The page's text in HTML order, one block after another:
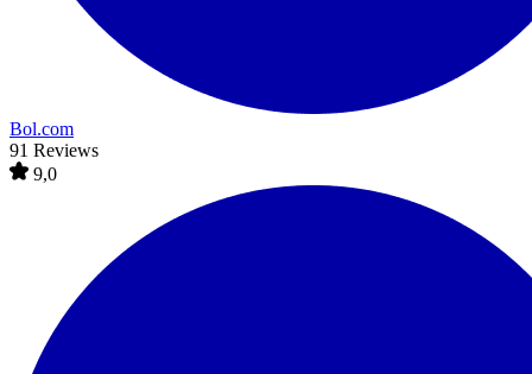
Bol.com
91 Reviews
9,0